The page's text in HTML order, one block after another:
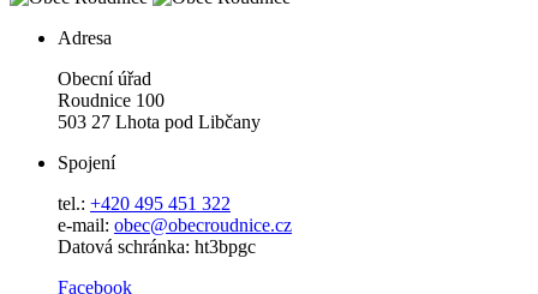
Adresa
Obecní úřad
Roudnice 100
503 27 Lhota pod Libčany
Spojení
tel.: +420 495 451 322
e-mail: obec@obecroudnice.cz
Datová schránka: ht3bpgc
Facebook